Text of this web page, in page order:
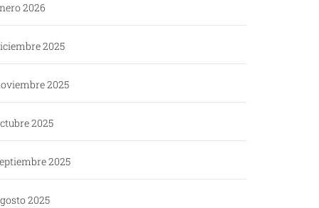
2026
2025
2025
2025
2025
2025